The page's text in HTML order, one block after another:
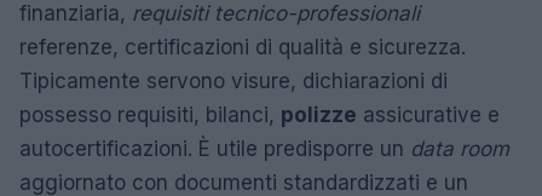
finanziaria, requisiti tecnico-professionali
referenze, certificazioni di qualità e sicurezza.
Tipicamente servono visure, dichiarazioni di
possesso requisiti, bilanci, polizze assicurative e
autocertificazioni. È utile predisporre un data room
aggiornato con documenti standardizzati e un